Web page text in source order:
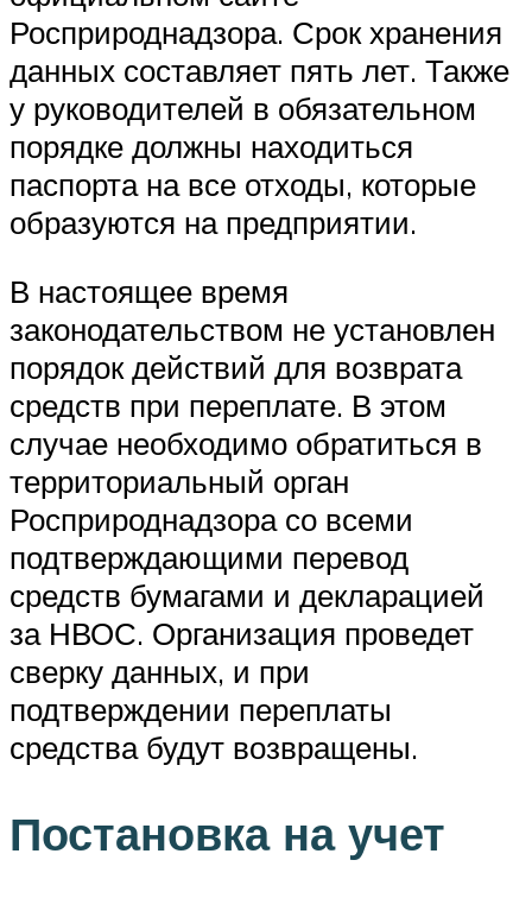
Росприроднадзора. Срок хранения
данных составляет пять лет. Также
у руководителей в обязательном
порядке должны находиться
паспорта на все отходы, которые
образуются на предприятии.
В настоящее время
законодательством не установлен
порядок действий для возврата
средств при переплате. В этом
случае необходимо обратиться в
территориальный орган
Росприроднадзора со всеми
подтверждающими перевод
средств бумагами и декларацией
за НВОС. Организация проведет
сверку данных, и при
подтверждении переплаты
средства будут возвращены.
Постановка на учет